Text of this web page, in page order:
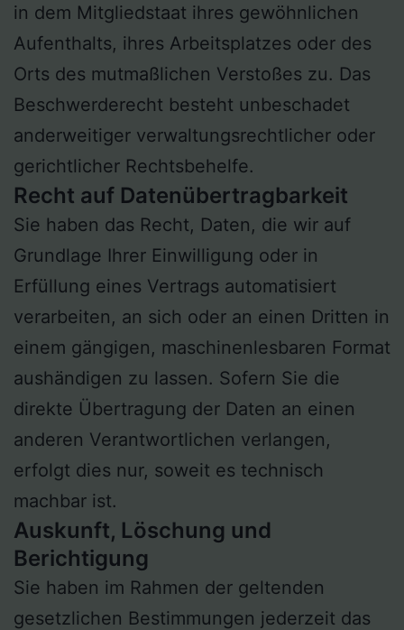
in dem Mitgliedstaat ihres gewöhnlichen
Aufenthalts, ihres Arbeitsplatzes oder des
Orts des mutmaßlichen Verstoßes zu. Das
Beschwerderecht besteht unbeschadet
anderweitiger verwaltungsrechtlicher oder
gerichtlicher Rechtsbehelfe.
Recht auf Daten­übertrag­barkeit
Sie haben das Recht, Daten, die wir auf
Grundlage Ihrer Einwilligung oder in
Erfüllung eines Vertrags automatisiert
verarbeiten, an sich oder an einen Dritten in
einem gängigen, maschinenlesbaren Format
aushändigen zu lassen. Sofern Sie die
direkte Übertragung der Daten an einen
anderen Verantwortlichen verlangen,
erfolgt dies nur, soweit es technisch
machbar ist.
Auskunft, Löschung und
Berichtigung
Sie haben im Rahmen der geltenden
gesetzlichen Bestimmungen jederzeit das